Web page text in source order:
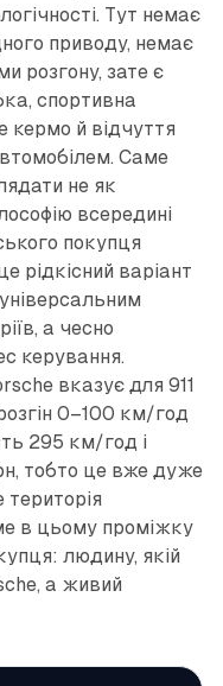
Тут немає
приводу, немає
розгону, зате є
спортивна
кермо й відчуття
Саме
не як
всередині
покупця
рідкісний варіант
а чесно
керування.
вказує для 911
0–100 км/год
295 км/год і
тобто це вже дуже
в цьому проміжку
людину, якій
а живий